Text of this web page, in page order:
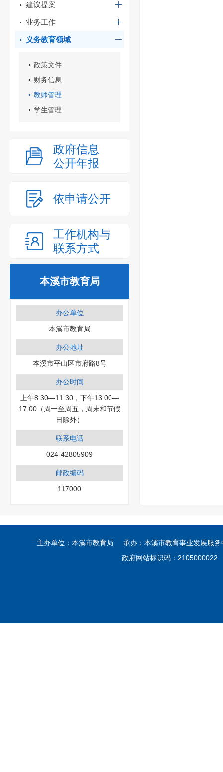
建议提案
业务工作
义务教育领域
政策文件
财务信息
教师管理
学生管理
政府信息
公开年报
依申请公开
工作机构与
联系方式
本溪市教育局
办公单位
本溪市教育局
办公地址
本溪市平山区市府路8号
办公时间
上午8:30—11:30，下午13:00—
17:00（周一至周五，周末和节假
日除外）
联系电话
024-42805909
邮政编码
117000
主办单位：本溪市教育局 承办：本溪市教育事业发展
政府网站标识码：2105000022